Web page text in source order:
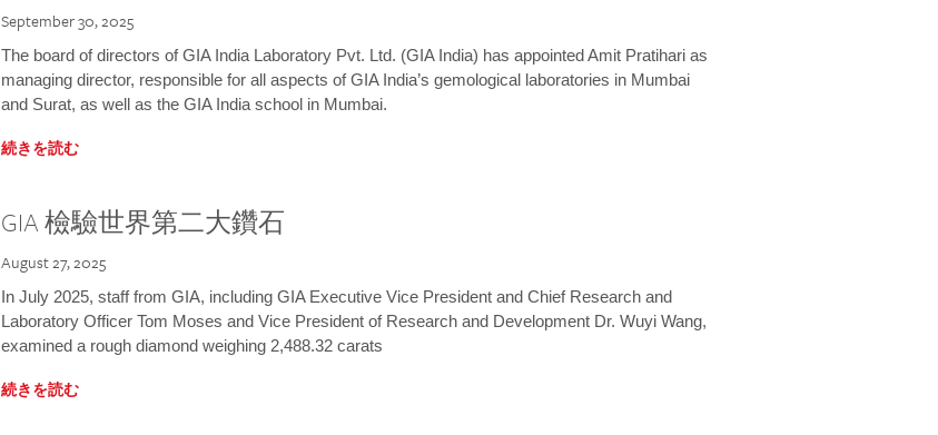
September 30, 2025
The board of directors of GIA India Laboratory Pvt. Ltd. (GIA India) has appointed Amit Pratihari as
managing director, responsible for all aspects of GIA India’s gemological laboratories in Mumbai
and Surat, as well as the GIA India school in Mumbai.
続きを読む
GIA 檢驗世界第二大鑽石
August 27, 2025
In July 2025, staff from GIA, including GIA Executive Vice President and Chief Research and
Laboratory Officer Tom Moses and Vice President of Research and Development Dr. Wuyi Wang,
examined a rough diamond weighing 2,488.32 carats
続きを読む